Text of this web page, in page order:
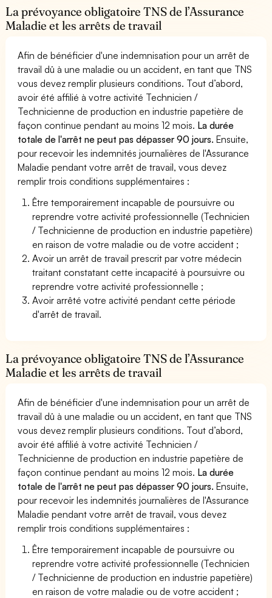
La prévoyance obligatoire TNS de l’Assurance
Maladie et les arrêts de travail
Afin de bénéficier d'une indemnisation pour un arrêt de
travail dû à une maladie ou un accident, en tant que TNS
vous devez remplir plusieurs conditions. Tout d’abord,
avoir été affilié à votre activité Technicien /
Technicienne de production en industrie papetière de
façon continue pendant au moins 12 mois. La durée
totale de l'arrêt ne peut pas dépasser 90 jours. Ensuite,
pour recevoir les indemnités journalières de l'Assurance
Maladie pendant votre arrêt de travail, vous devez
remplir trois conditions supplémentaires :
Être temporairement incapable de poursuivre ou
reprendre votre activité professionnelle (Technicien
/ Technicienne de production en industrie papetière)
en raison de votre maladie ou de votre accident ;
Avoir un arrêt de travail prescrit par votre médecin
traitant constatant cette incapacité à poursuivre ou
reprendre votre activité professionnelle ;
Avoir arrêté votre activité pendant cette période
d'arrêt de travail.
La prévoyance obligatoire TNS de l’Assurance
Maladie et les arrêts de travail
Afin de bénéficier d'une indemnisation pour un arrêt de
travail dû à une maladie ou un accident, en tant que TNS
vous devez remplir plusieurs conditions. Tout d’abord,
avoir été affilié à votre activité Technicien /
Technicienne de production en industrie papetière de
façon continue pendant au moins 12 mois. La durée
totale de l'arrêt ne peut pas dépasser 90 jours. Ensuite,
pour recevoir les indemnités journalières de l'Assurance
Maladie pendant votre arrêt de travail, vous devez
remplir trois conditions supplémentaires :
Être temporairement incapable de poursuivre ou
reprendre votre activité professionnelle (Technicien
/ Technicienne de production en industrie papetière)
en raison de votre maladie ou de votre accident ;